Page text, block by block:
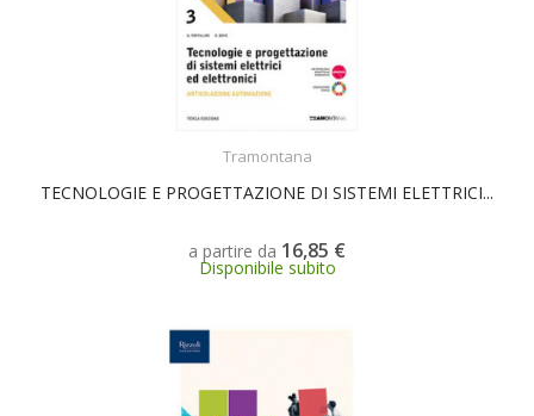
Tramontana
TECNOLOGIE E PROGETTAZIONE DI SISTEMI ELETTRICI...
a partire da 16,85 €
Disponibile subito